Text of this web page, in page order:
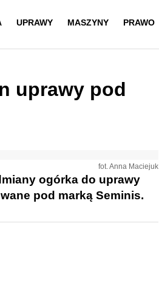
UPRAWY MASZYNY PRAWO
uprawy pod
fot. Anna Maciejuk
ogórka do uprawy
pod marką Seminis.